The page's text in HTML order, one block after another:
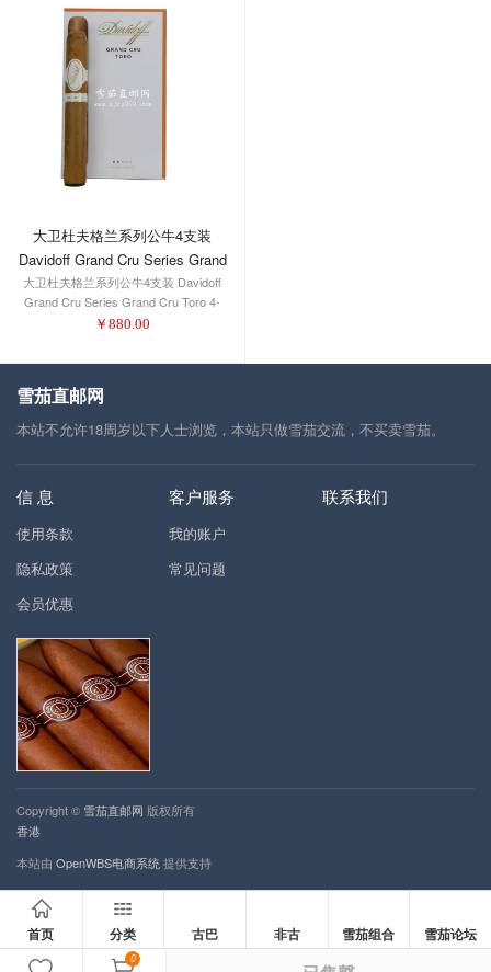
大卫杜夫格兰系列公牛4支装
Davidoff Grand Cru Series Grand
Cru Toro 4-Pack 1/4
大卫杜夫格兰系列公牛4支装 Davidoff
Grand Cru Series Grand Cru Toro 4-
Pack 1/4
￥ 880.00
0
雪茄直邮网
本站不允许18周岁以下人士浏览，本站只做雪茄交流，不买卖雪茄。
信 息
使用条款
隐私政策
会员优惠
客户服务
我的账户
常见问题
联系我们
Copyright © 雪茄直邮网 版权所有
香港
本站由 OpenWBS电商系统 提供支持
首页 分类 古巴 非古 雪茄组合 雪茄论坛